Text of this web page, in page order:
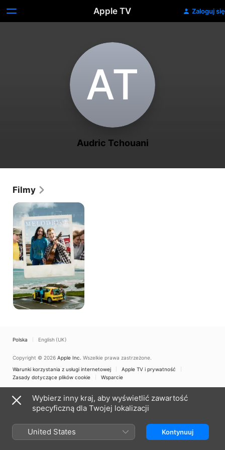
Apple TV Zaloguj się
A‌T
Audric Tchouani
Filmy
Melodrive
Polska English (UK)
Copyright © 2026 Apple Inc. Wszelkie prawa zastrzeżone.
Warunki korzystania z usługi internetowej
Apple TV i prywatność
Zasady dotyczące plików cookie
Wsparcie
Wybierz inny kraj, aby wyświetlić zawartość
specyficzną dla Twojej lokalizacji
United States Kontynuuj